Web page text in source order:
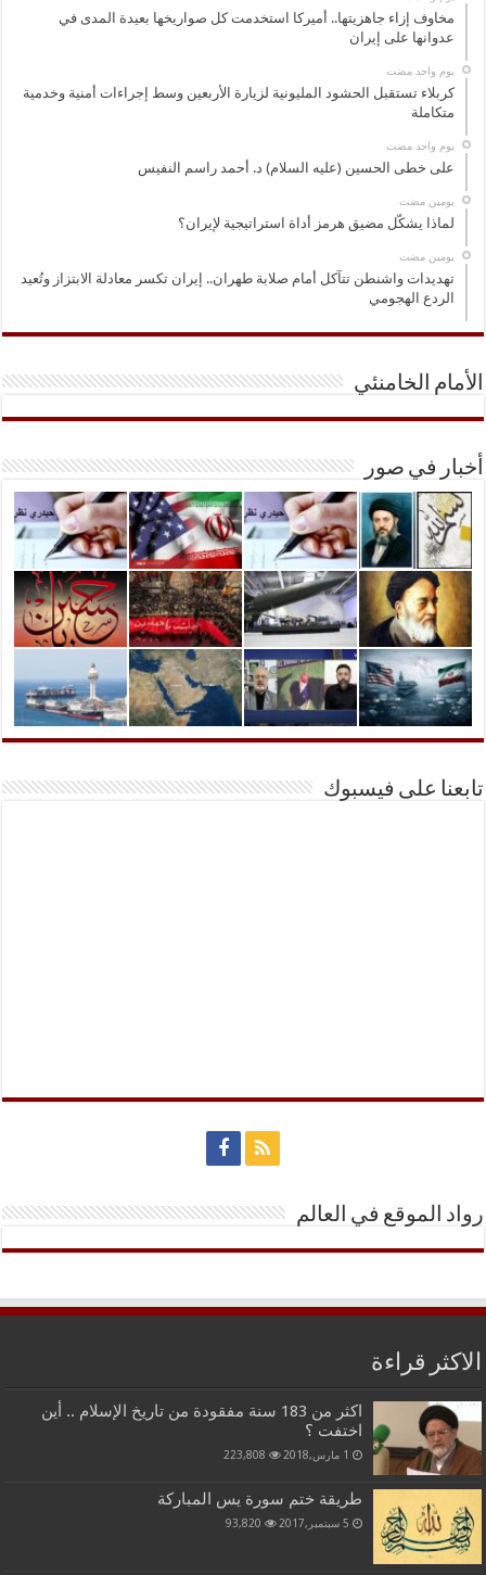
مخاوف إزاء جاهزيتها.. أميركا استخدمت كل صواريخها بعيدة المدى في
عدوانها على إيران
‏يوم واحد مضت
كربلاء تستقبل الحشود المليونية لزيارة الأربعين وسط إجراءات أمنية وخدمية
متكاملة
‏يوم واحد مضت
على خطى الحسين (عليه السلام) د. أحمد راسم النفيس
‏يومين مضت
لماذا يشكّل مضيق هرمز أداة استراتيجية لإيران؟
‏يومين مضت
تهديدات واشنطن تتآكل أمام صلابة طهران.. إيران تكسر معادلة الابتزاز وتُعيد
الردع الهجومي
الأمام الخامنئي
أخبار في صور
تابعنا على فيسبوك
رواد الموقع في العالم
الاكثر قراءة
اكثر من 183 سنة مفقودة من تاريخ الإسلام .. أين
اختفت ؟
1 مارس,2018 223,808
طريقة ختم سورة يس المباركة
5 سبتمبر,2017 93,820